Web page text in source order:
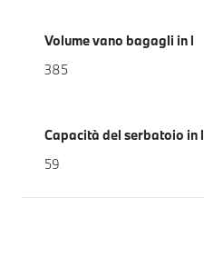
Volume vano bagagli in l
385
Capacità del serbatoio in l
59